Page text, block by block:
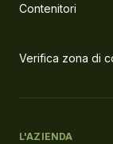
Contenitori
Verifica zona di
L'AZIENDA